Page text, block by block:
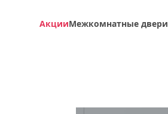
АкцииМежкомнатные двери